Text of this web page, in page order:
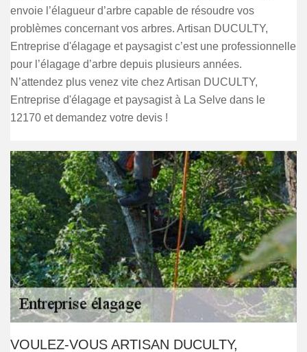
envoie l’élagueur d’arbre capable de résoudre vos
problèmes concernant vos arbres. Artisan DUCULTY,
Entreprise d'élagage et paysagist c’est une professionnelle
pour l’élagage d’arbre depuis plusieurs années.
N’attendez plus venez vite chez Artisan DUCULTY,
Entreprise d'élagage et paysagist à La Selve dans le
12170 et demandez votre devis !
VOULEZ-VOUS ARTISAN DUCULTY,